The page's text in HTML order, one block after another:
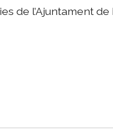
de l’Ajuntament de